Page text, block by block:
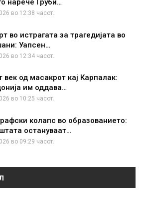
нарече Груби…
во 12:38 часот.
во истрагата за трагедијата во
Уапсен…
во 12:34 часот.
век од масакрот кај Карпалак:
им оддава…
во 10:25 часот.
колапс во образованието:
остануваат…
во 09:29 часот.